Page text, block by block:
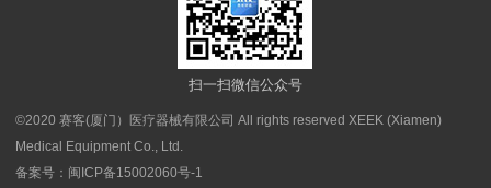
扫一扫微信公众号
©2020 赛客(厦门）医疗器械有限公司 All rights reserved XEEK (Xiamen)
Medical Equipment Co., Ltd.
备案号： 闽ICP备15002060号-1